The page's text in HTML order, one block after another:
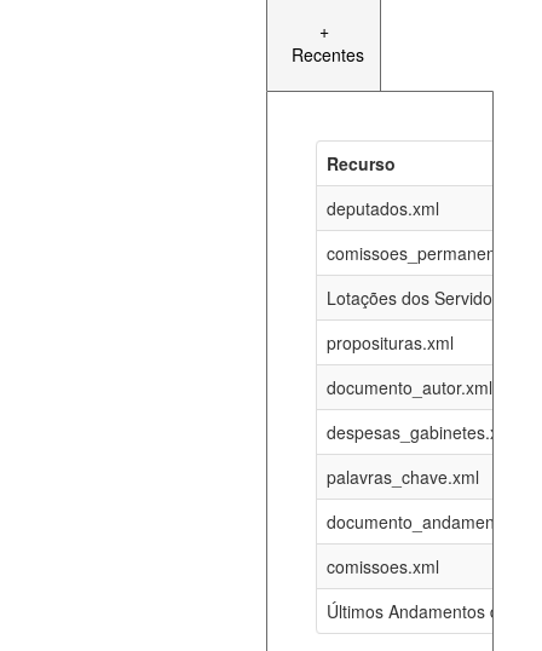
+
Recentes
Recurso
deputados.xml
Lotações dos Servidores
proposituras.xml
documento_autor.xml
despesas_gabinetes.xml
palavras_chave.xml
documento_andamento.xml
comissoes.xml
Últimos Andamentos de
documento_andamento_atual.xml
07-08-
funcionarios_lotacoes.xml
funcionarios_cargos.xml 12-05-
07-08-
documento_andamento.xml 07-08-